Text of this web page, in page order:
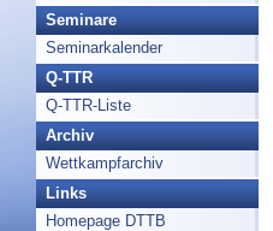
Seminare
Seminarkalender
Q-TTR
Q-TTR-Liste
Archiv
Wettkampfarchiv
Links
Homepage DTTB